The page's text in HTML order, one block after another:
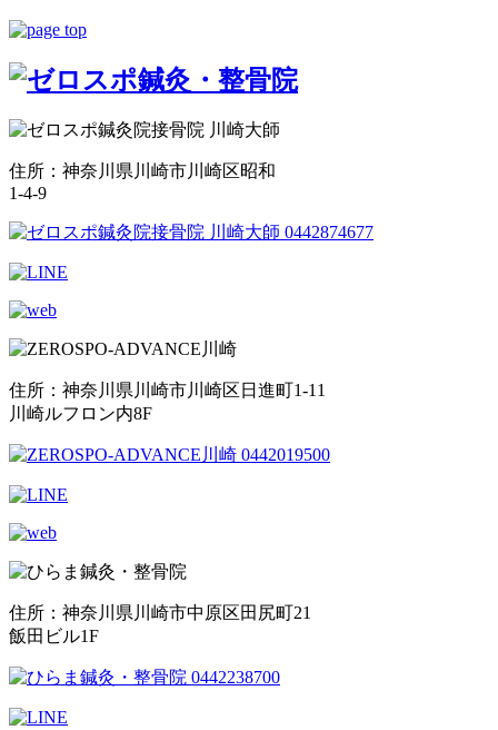
住所：神奈川県川崎市川崎区昭和
1-4-9
住所：神奈川県川崎市川崎区日進町1-11
川崎ルフロン内8F
住所：神奈川県川崎市中原区田尻町21
飯田ビル1F